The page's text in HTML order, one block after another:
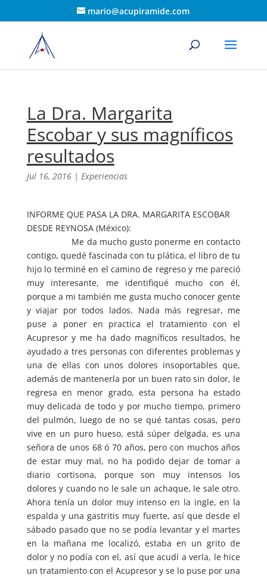
mario@acupiramide.com
La Dra. Margarita
Escobar y sus magníficos
resultados
Jul 16, 2016| Experiencias
INFORME QUE PASA LA DRA. MARGARITA ESCOBAR
DESDE REYNOSA (México):
Me da mucho gusto ponerme en contacto
contigo, quedé fascinada con tu plática, el libro de tu
hijo lo terminé en el camino de regreso y me pareció
muy interesante, me identifiqué mucho con él,
porque a mi también me gusta mucho conocer gente
y viajar por todos lados. Nada más regresar, me
puse a poner en practica el tratamiento con el
Acupresor y me ha dado magníficos resultados, he
ayudado a tres personas con diferentes problemas y
una de ellas con unos dolores insoportables que,
además de mantenerla por un buen rato sin dolor, le
regresa en menor grado, esta persona ha estado
muy delicada de todo y por mucho tiempo, primero
del pulmón, luego de no se qué tantas cosas, pero
vive en un puro hueso, está súper delgada, es una
señora de unos 68 ó 70 años, pero con muchos años
de estar muy mal, no ha podido dejar de tomar a
diario cortisona, porque son muy intensos los
dolores y cuando no le sale un achaque, le sale otro.
Ahora tenía un dolor muy intenso en la ingle, en la
espalda y una gastritis muy fuerte, así que desde el
sábado pasado que no se podía levantar y el martes
en la mañana me localizó, estaba en un grito de
dolor y no podía con el, así que acudí a verla, le hice
un tratamiento con el Acupresor y se lo puse por una